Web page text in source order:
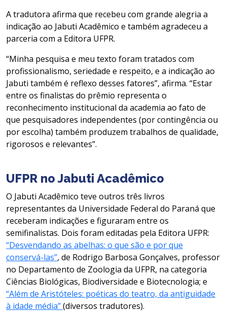
A tradutora afirma que recebeu com grande alegria a
indicação ao Jabuti Acadêmico e também agradeceu a
parceria com a Editora UFPR.
“Minha pesquisa e meu texto foram tratados com
profissionalismo, seriedade e respeito, e a indicação ao
Jabuti também é reflexo desses fatores”, afirma. “Estar
entre os finalistas do prêmio representa o
reconhecimento institucional da academia ao fato de
que pesquisadores independentes (por contingência ou
por escolha) também produzem trabalhos de qualidade,
rigorosos e relevantes”.
UFPR no Jabuti Acadêmico
O Jabuti Acadêmico teve outros três livros
representantes da Universidade Federal do Paraná que
receberam indicações e figuraram entre os
semifinalistas. Dois foram editadas pela Editora UFPR:
“Desvendando as abelhas: o que são e por que
conservá-las”, de Rodrigo Barbosa Gonçalves, professor
no Departamento de Zoologia da UFPR, na categoria
Ciências Biológicas, Biodiversidade e Biotecnologia; e
“Além de Aristóteles: poéticas do teatro, da antiguidade
à idade média”(diversos tradutores).